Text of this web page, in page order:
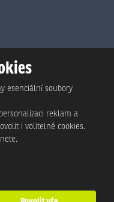
eBRÁNA s.r.o.
osobních údajů
a platí pro něj
esenciální soubory
reklam a
i volitelné cookies.